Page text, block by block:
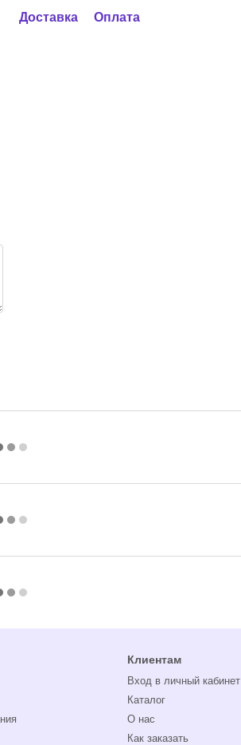
Доставка
Оплата
Клиентам
Вход в личный кабинет
Каталог
О нас
Как заказать